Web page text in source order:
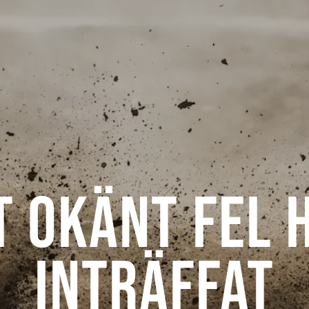
okänt fel
inträffat